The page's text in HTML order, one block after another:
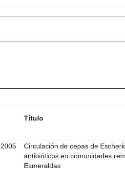
Título
2005
Circulación de cepas de
antibióticos en comunidades
Esmeraldas